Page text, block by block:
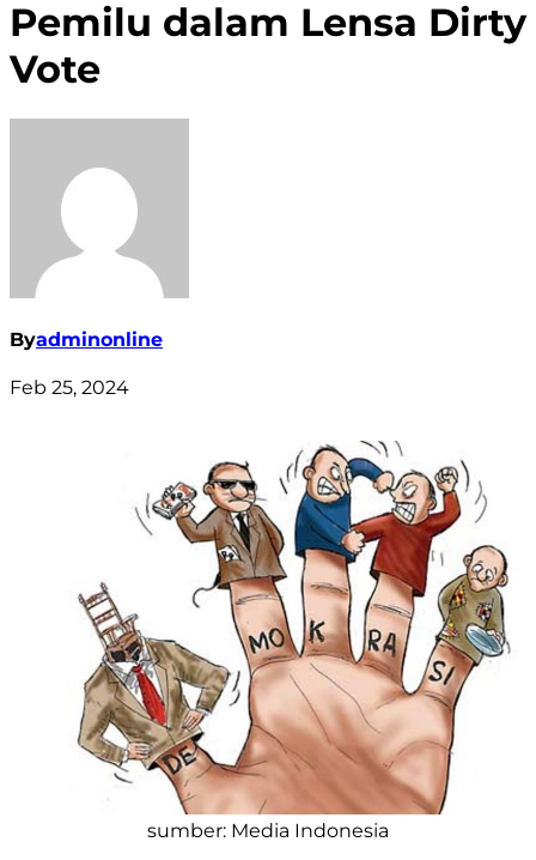
Pemilu dalam Lensa Dirty
Vote
Byadminonline
Feb 25, 2024
sumber: Media Indonesia